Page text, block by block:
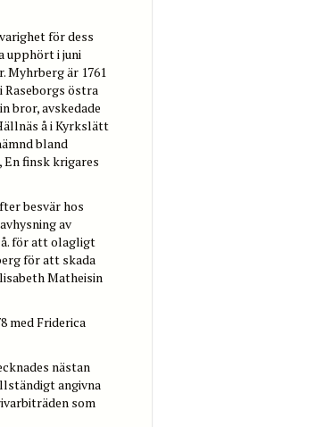
för dess
upphört i juni
Myhrberg är 1761
Raseborgs östra
bror, avskedade
å i Kyrkslätt
bland
En finsk krigares
besvär hos
av
för att olagligt
för att skada
Matheisin
med Friderica
nästan
angivna
som